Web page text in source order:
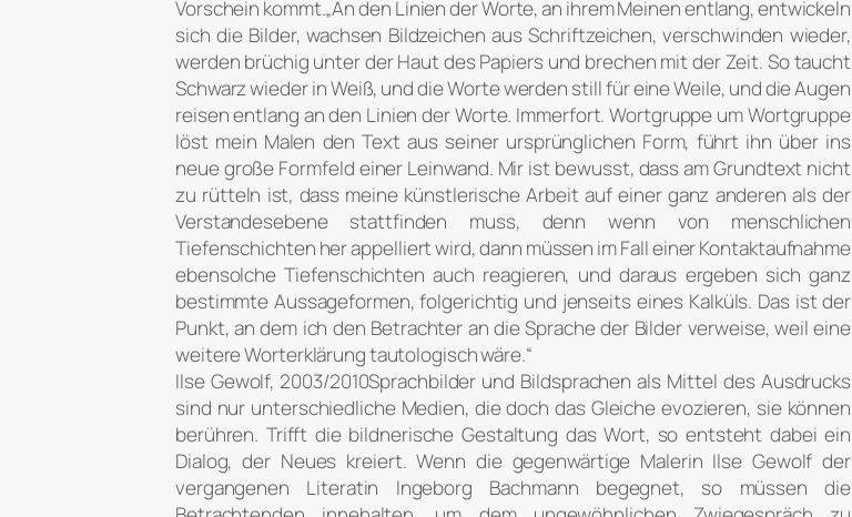
Vorschein kommt.„An den Linien der Worte, an ihrem Meinen entlang, entwickeln
sich die Bilder, wachsen Bildzeichen aus Schriftzeichen, verschwinden wieder,
werden brüchig unter der Haut des Papiers und brechen mit der Zeit. So taucht
Schwarz wieder in Weiß, und die Worte werden still für eine Weile, und die Augen
reisen entlang an den Linien der Worte. Immerfort. Wortgruppe um Wortgruppe
löst mein Malen den Text aus seiner ursprünglichen Form, führt ihn über ins
neue große Formfeld einer Leinwand. Mir ist bewusst, dass am Grundtext nicht
zu rütteln ist, dass meine künstlerische Arbeit auf einer ganz anderen als der
Verstandesebene stattfinden muss, denn wenn von menschlichen
Tiefenschichten her appelliert wird, dann müssen im Fall einer Kontaktaufnahme
ebensolche Tiefenschichten auch reagieren, und daraus ergeben sich ganz
bestimmte Aussageformen, folgerichtig und jenseits eines Kalküls. Das ist der
Punkt, an dem ich den Betrachter an die Sprache der Bilder verweise, weil eine
weitere Worterklärung tautologisch wäre.“
Ilse Gewolf, 2003/2010Sprachbilder und Bildsprachen als Mittel des Ausdrucks
sind nur unterschiedliche Medien, die doch das Gleiche evozieren, sie können
berühren. Trifft die bildnerische Gestaltung das Wort, so entsteht dabei ein
Dialog, der Neues kreiert. Wenn die gegenwärtige Malerin Ilse Gewolf der
vergangenen Literatin Ingeborg Bachmann begegnet, so müssen die